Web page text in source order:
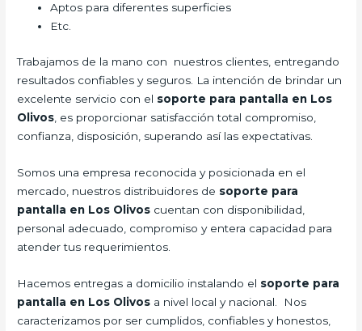
Aptos para diferentes superficies
Etc.
Trabajamos de la mano con nuestros clientes, entregando
resultados confiables y seguros. La intención de brindar un
excelente servicio con el soporte para pantalla en Los
Olivos , es proporcionar satisfacción total compromiso,
confianza, disposición, superando así las expectativas.
Somos una empresa reconocida y posicionada en el
mercado, nuestros distribuidores de soporte para
pantalla en Los Olivos cuentan con disponibilidad,
personal adecuado, compromiso y entera capacidad para
atender tus requerimientos.
Hacemos entregas a domicilio instalando el soporte para
pantalla en Los Olivos a nivel local y nacional. Nos
caracterizamos por ser cumplidos, confiables y honestos,